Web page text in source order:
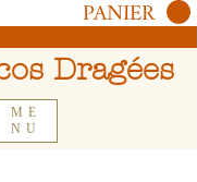
Dragées
ME
NU
PANIER